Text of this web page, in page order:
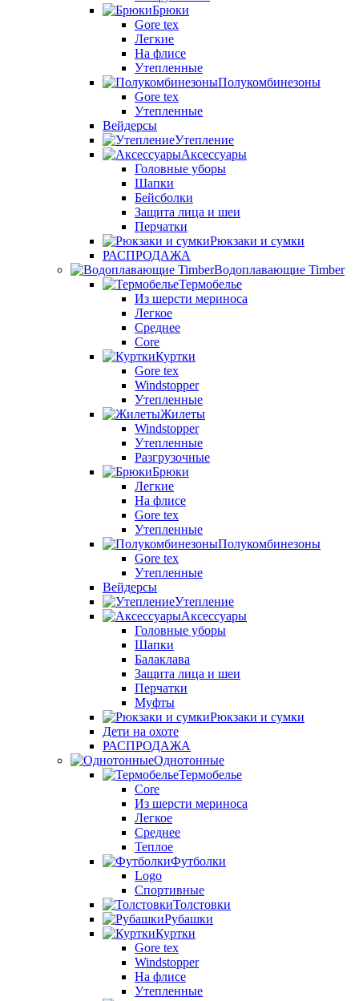
Брюки
Gore tex
Легкие
На флисе
Утепленные
Полукомбинезоны
Gore tex
Утепленные
Вейдерсы
Утепление
Аксессуары
Головные уборы
Шапки
Бейсболки
Защита лица и шеи
Перчатки
Рюкзаки и сумки
РАСПРОДАЖА
Водоплавающие Timber
Термобелье
Из шерсти мериноса
Легкое
Среднее
Core
Куртки
Gore tex
Windstopper
Утепленные
Жилеты
Windstopper
Утепленные
Разгрузочные
Брюки
Легкие
На флисе
Gore tex
Утепленные
Полукомбинезоны
Gore tex
Утепленные
Вейдерсы
Утепление
Аксессуары
Головные уборы
Шапки
Балаклава
Защита лица и шеи
Перчатки
Муфты
Рюкзаки и сумки
Дети на охоте
РАСПРОДАЖА
Однотонные
Термобелье
Core
Из шерсти мериноса
Легкое
Среднее
Теплое
Футболки
Logo
Спортивные
Толстовки
Рубашки
Куртки
Gore tex
Windstopper
На флисе
Утепленные